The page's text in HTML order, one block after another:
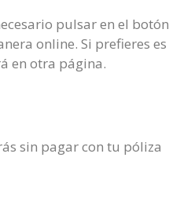
pulsar en el botón
online. Si prefieres es
en otra página.
sin pagar con tu póliza